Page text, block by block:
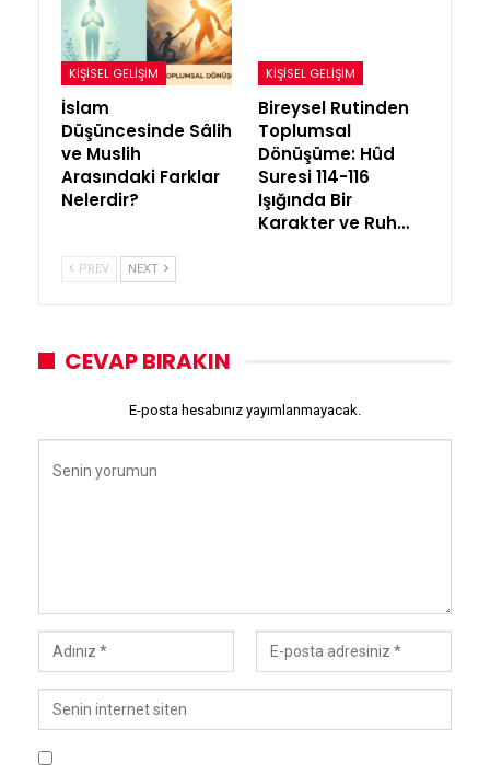
KIŞISEL GELIŞIM
İslam
Düşüncesinde Sâlih
ve Muslih
Arasındaki Farklar
Nelerdir?
KIŞISEL GELIŞIM
Bireysel Rutinden
Toplumsal
Dönüşüme: Hûd
Suresi 114-116
Işığında Bir
Karakter ve Ruh…
PREV NEXT
CEVAP BIRAKIN
E-posta hesabınız yayımlanmayacak.